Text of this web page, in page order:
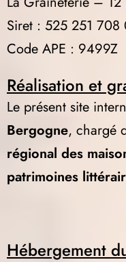
Siret : 525 251
Code APE : 9499Z
Réalisation et
Le présent site
Bergogne, chargé
régional des
patrimoines
Hébergement